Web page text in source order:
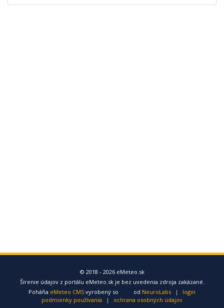
© 2018 - 2026 eMeteo.sk
Šírenie údajov z portálu eMeteo.sk je bez uvedenia zdroja zakázané.
Poháňa eMeteo CMS vyrobený so od NeuroLabs |
login
podmienky používania
| ochrana osobných údajov